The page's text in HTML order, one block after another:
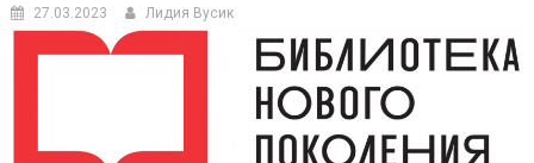
27.03.2023 Лидия Вусик